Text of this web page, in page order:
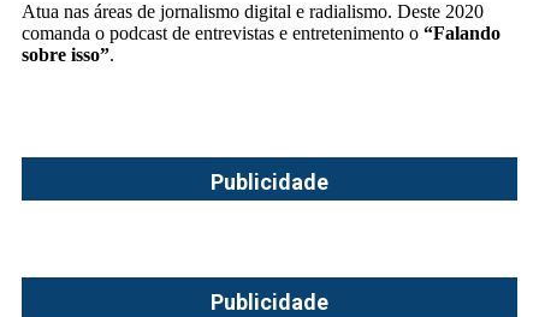
Atua nas áreas de jornalismo digital e radialismo. Deste 2020
comanda o podcast de entrevistas e entretenimento o “Falando
sobre isso”.
Publicidade
Publicidade